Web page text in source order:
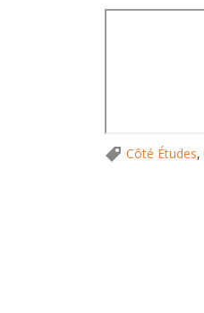
Côté Études,